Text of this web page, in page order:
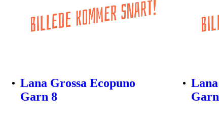
Lana Grossa Ecopuno
Garn 8